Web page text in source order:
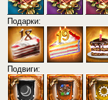
Подарки:
Подвиги: